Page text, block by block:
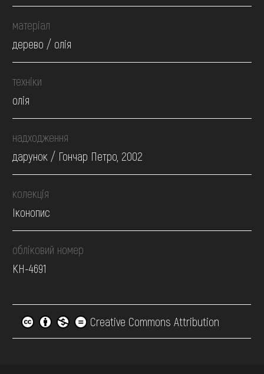
матеріал
дерево / олія
техніки
олія
надходження
дарунок / Гончар Петро, 2002
колекція
Іконопис
обліковий номер
КН-4691
Creative Commons Attribution